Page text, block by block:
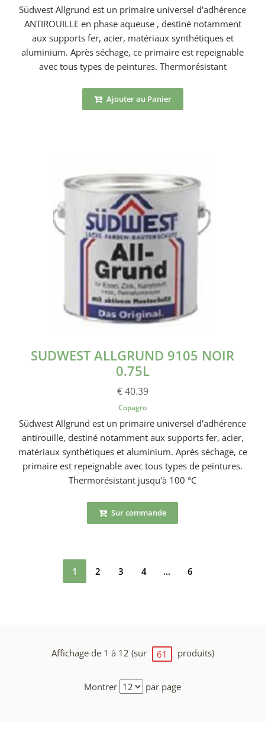
Südwest Allgrund est un primaire universel d'adhérence
ANTIROUILLE en phase aqueuse , destiné notamment
aux supports fer, acier, matériaux synthétiques et
aluminium. Après séchage, ce primaire est repeignable
avec tous types de peintures. Thermorésistant
Ajouter au Panier
SUDWEST ALLGRUND 9105 NOIR
0.75L
€ 40.39
Copagro
Südwest Allgrund est un primaire universel d'adhérence
antirouille, destiné notamment aux supports fer, acier,
matériaux synthétiques et aluminium. Après séchage, ce
primaire est repeignable avec tous types de peintures.
Thermorésistant jusqu'à 100 °C
Sur commande
1 2 3 4 ... 6
Affichage de 1 à 12 (sur 61 produits)
Montrer par page